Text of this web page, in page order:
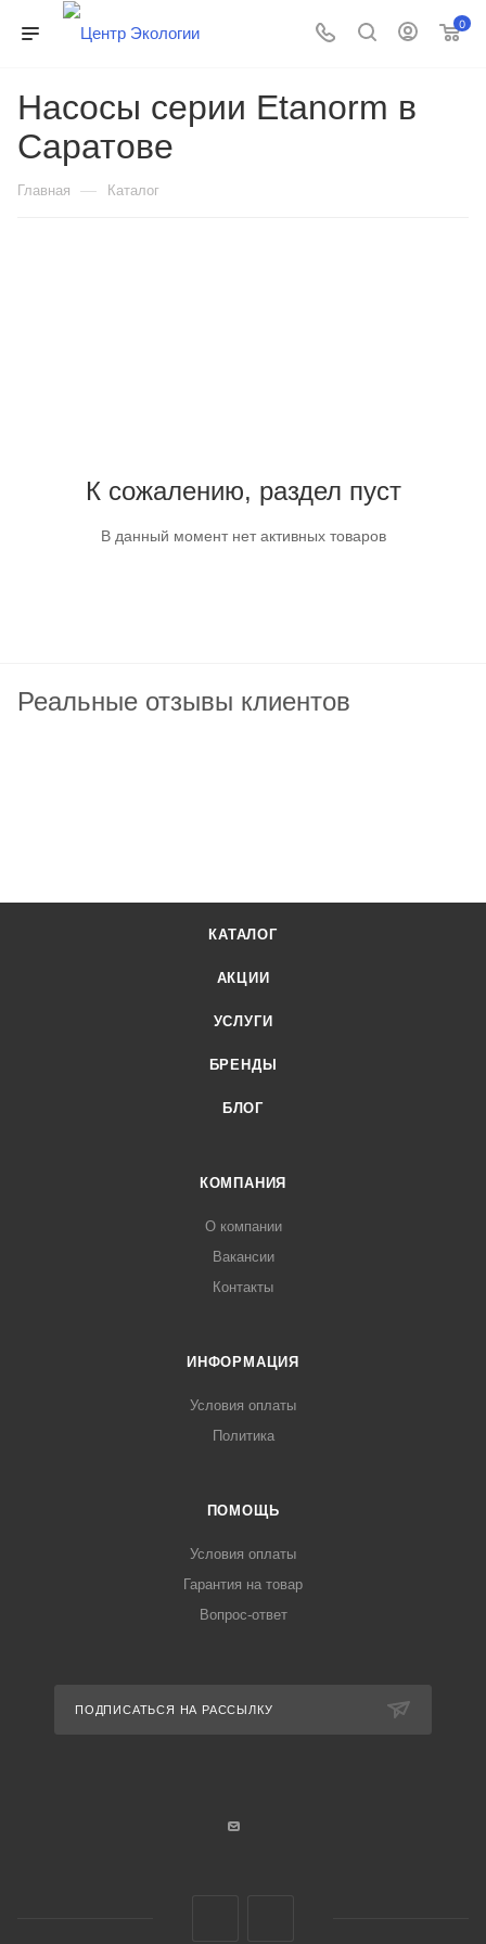
0
Насосы серии Etanorm в
Саратове
Главная — Каталог
К сожалению, раздел пуст
В данный момент нет активных товаров
Реальные отзывы клиентов
КАТАЛОГ
АКЦИИ
УСЛУГИ
БРЕНДЫ
БЛОГ
КОМПАНИЯ
О компании
Вакансии
Контакты
ИНФОРМАЦИЯ
Условия оплаты
Политика
ПОМОЩЬ
Условия оплаты
Гарантия на товар
Вопрос-ответ
ПОДПИСАТЬСЯ НА РАССЫЛКУ